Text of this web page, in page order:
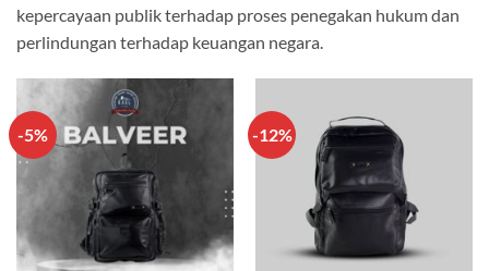
kepercayaan publik terhadap proses penegakan hukum dan
perlindungan terhadap keuangan negara.
-5% -12%